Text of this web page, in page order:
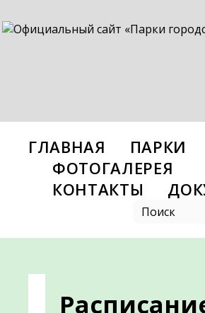
ГЛАВНАЯ ПАРКИ
ФОТОГАЛЕРЕЯ
КОНТАКТЫ